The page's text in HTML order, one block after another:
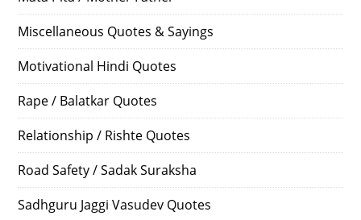
Miscellaneous Quotes & Sayings
Motivational Hindi Quotes
Rape / Balatkar Quotes
Relationship / Rishte Quotes
Road Safety / Sadak Suraksha
Sadhguru Jaggi Vasudev Quotes